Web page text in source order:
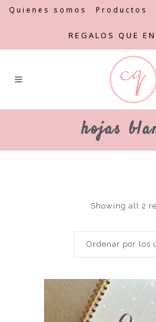
Quienes somos Productos
REGALOS QUE
hojas
Showing all 2